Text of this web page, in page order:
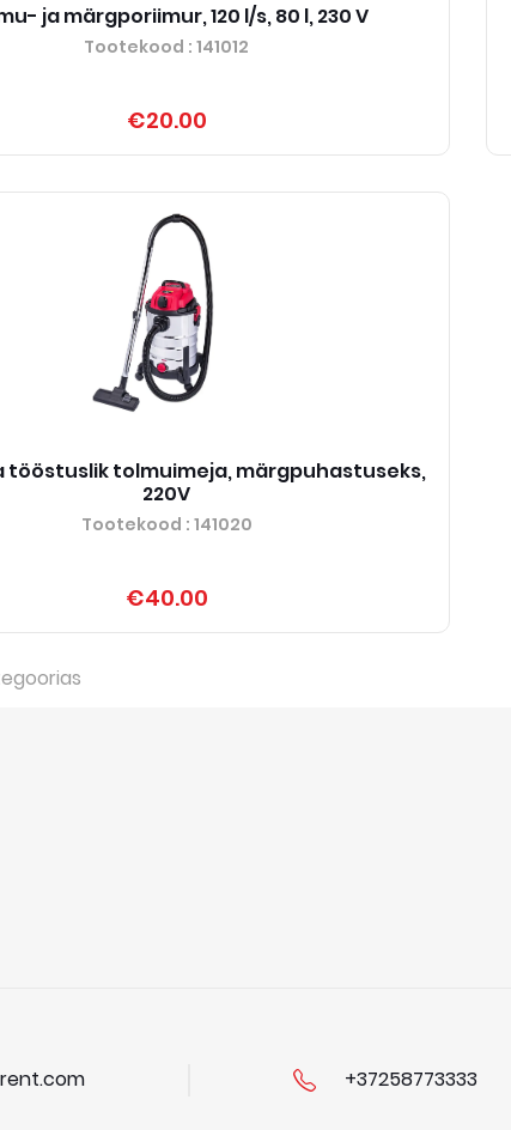
ja märgporiimur, 120 l/s, 80 l, 230 V
Tootekood : 141012
€20.00
tööstuslik tolmuimeja, märgpuhastuseks,
220V
Tootekood : 141020
€40.00
+37258773333